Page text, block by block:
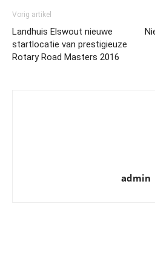
Vorig artikel
Landhuis Elswout nieuwe
startlocatie van prestigieuze
Rotary Road Masters 2016
admin